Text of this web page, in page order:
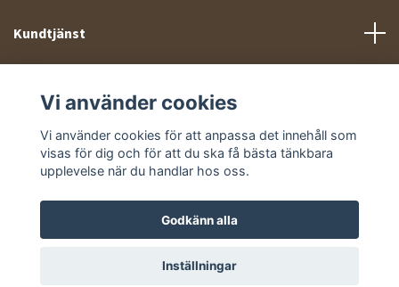
Kundtjänst
Sociala medier
© 2026 Takprofiler.se
Vi använder cookies
Vi använder cookies för att anpassa det innehåll som
visas för dig och för att du ska få bästa tänkbara
upplevelse när du handlar hos oss.
Godkänn alla
Inställningar